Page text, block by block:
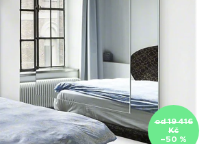
od 19 416
Kč
–50 %